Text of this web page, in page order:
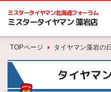
ミスタータイヤマン北海道フォーラム
ミスタータイヤマン 藻岩店
TOPページ タイヤマン藻岩の
タイヤマ